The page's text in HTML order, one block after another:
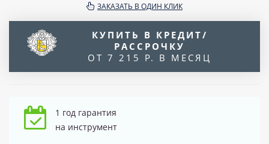
ЗАКАЗАТЬ В ОДИН КЛИК
КУПИТЬ В КРЕДИТ/
РАССРОЧКУ
ОТ 7 215 Р. В МЕСЯЦ
1 год гарантия
на инструмент